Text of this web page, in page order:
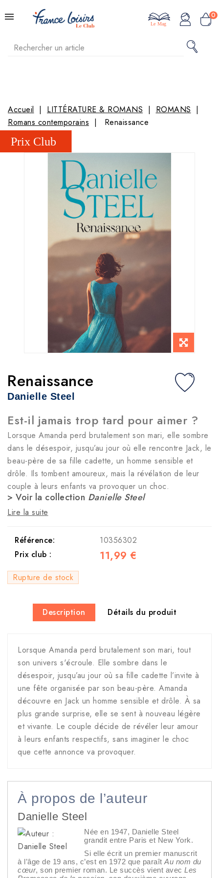
0
Le Mag
Accueil LITTÉRATURE & ROMANS
ROMANS
Romans contemporains
Renaissance
Renaissance
Danielle Steel
Est-il jamais trop tard pour aimer ?
Lorsque Amanda perd brutalement son mari, elle sombre
dans le désespoir, jusqu’au jour où elle rencontre Jack, le
beau-père de sa fille cadette, un homme sensible et
drôle. Ils tombent amoureux, mais la révélation de leur
couple à leurs enfants va provoquer un choc.
> Voir la collection Danielle Steel
Lire la suite
Référence:
10356302
Prix club :
11,99 €
Rupture de stock
Description Détails du produit
Lorsque Amanda perd brutalement son mari, tout
son univers s'écroule. Elle sombre dans le
désespoir, jusqu’au jour où sa fille cadette l’invite à
une fête organisée par son beau-père. Amanda
découvre en Jack un homme sensible et drôle. À sa
plus grande surprise, elle se sent à nouveau légère
et vivante. Le couple décide de révéler leur amour
à leurs enfants respectifs, sans imaginer le choc
que cette annonce va provoquer.
À propos de l’auteur
Danielle Steel
Née en 1947, Danielle Steel
grandit entre Paris et New York.
Si elle écrit un premier manuscrit
à l’âge de 19 ans, c’est en 1972 que paraîtAu nom du
cœur, son premier roman. Le succès vient avec Les